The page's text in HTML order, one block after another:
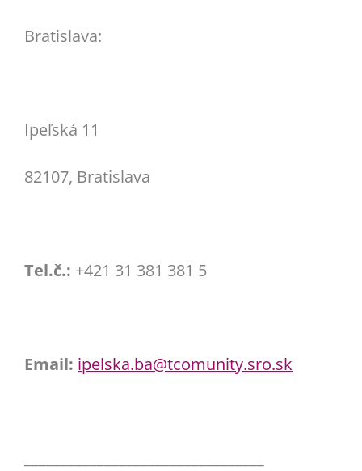
Bratislava:
Ipeľská 11
82107, Bratislava
Tel.č.: +421 31 381 381 5
Email: ipelska.ba@tcomunity.sro.sk